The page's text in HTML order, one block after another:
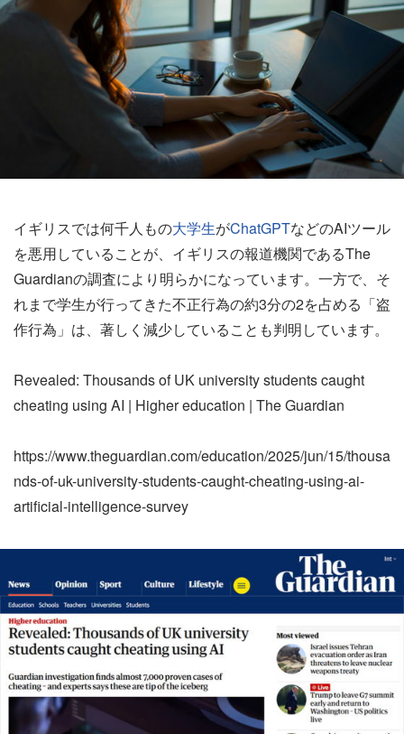
イギリスでは何千人もの大学生がChatGPTなどのAIツール
を悪用していることが、イギリスの報道機関であるThe
Guardianの調査により明らかになっています。一方で、そ
れまで学生が行ってきた不正行為の約3分の2を占める「盗
作行為」は、著しく減少していることも判明しています。
Revealed: Thousands of UK university students caught
cheating using AI | Higher education | The Guardian
https://www.theguardian.com/education/2025/jun/15/thousa
nds-of-uk-university-students-caught-cheating-using-ai-
artificial-intelligence-survey